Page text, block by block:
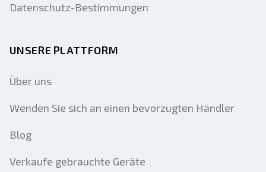
Datenschutz-Bestimmungen
UNSERE PLATTFORM
Über uns
Wenden Sie sich an einen bevorzugten Händler
Blog
Verkaufe gebrauchte Geräte